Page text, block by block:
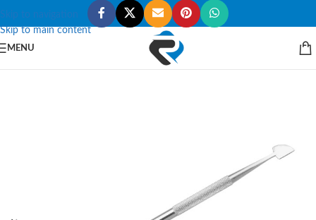
Skip to navigation
Skip to main content
MENU